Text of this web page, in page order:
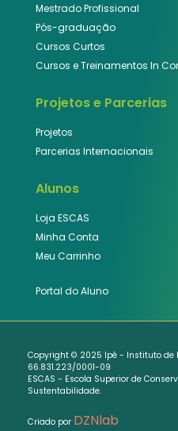
Mestrado Profissional
Pós-graduação
Cursos Curtos
Cursos e Treinamentos In
Projetos e Parcerias
Projetos
Parcerias Internacionais
Alunos
Loja ESCAS
Minha Conta
Meu Carrinho
Portal do Aluno
Copyright © 2025 Ipê - Instituto de
66.831.223/0001-09
ESCAS - Escola Superior de
Sustentabilidade.
Criado por DZNlab